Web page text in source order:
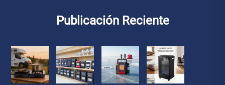
Publicación Reciente